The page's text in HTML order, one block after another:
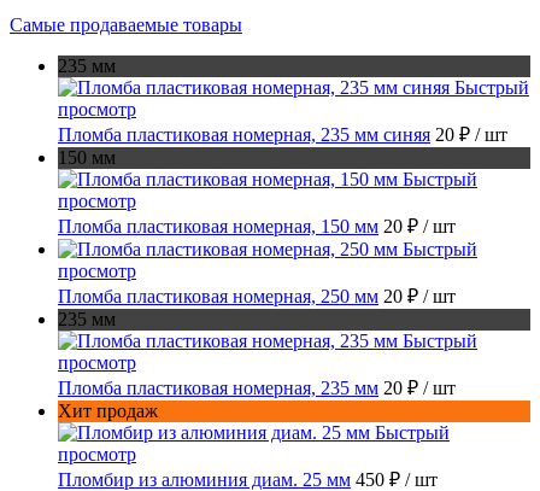
Самые продаваемые товары
235 мм
Быстрый
просмотр
Пломба пластиковая номерная, 235 мм синяя 20 ₽ / шт
150 мм
Быстрый
просмотр
Пломба пластиковая номерная, 150 мм 20 ₽ / шт
Быстрый
просмотр
Пломба пластиковая номерная, 250 мм 20 ₽ / шт
235 мм
Быстрый
просмотр
Пломба пластиковая номерная, 235 мм 20 ₽ / шт
Хит продаж
Быстрый
просмотр
Пломбир из алюминия диам. 25 мм 450 ₽ / шт